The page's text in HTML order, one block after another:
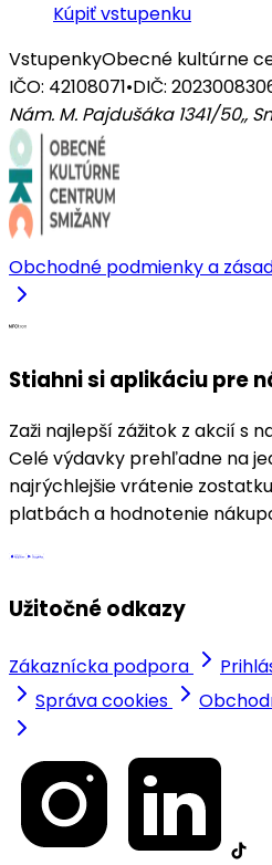
Kúpiť vstupenku
VstupenkyObecné kultúrne
IČO: 42108071•DIČ:
Nám. M. Pajdušáka 1341/50,,
Obchodné podmienky a
Stiahni si aplikáciu pre
Zaži najlepší zážitok z akcií s
Celé výdavky prehľadne na
najrýchlejšie vrátenie
platbách a hodnotenie
Užitočné odkazy
Zákaznícka podpora
Správa cookies